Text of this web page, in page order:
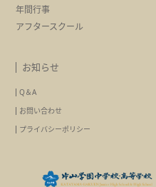
年間行事
アフタースクール
お知らせ
Q＆A
お問い合わせ
プライバシーポリシー